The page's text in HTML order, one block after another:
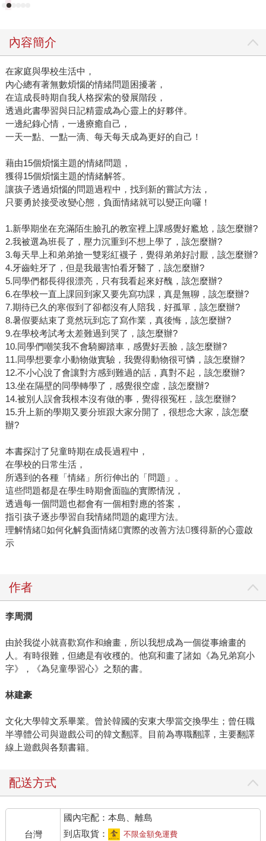
內容簡介
在家庭與學校生活中，
內心總有著無數煩惱的情緒問題困擾著，
在這成長時期自我人格探索的發展階段，
透過此書學習與日記精靈成為心靈上的好夥伴。
一邊紀錄心情，一邊療癒自己，
一天一點、一點一滴、每天每天成為更好的自己！
藉由15個煩惱主題的情緒問題，
獲得15個煩惱主題的情緒解答。
讓孩子透過煩惱的問題過程中，找到新的嘗試方法，
只要勇於接受改變心態，負面情緒就可以變正向囉！
1.新學期坐在充滿陌生臉孔的教室裡上課感覺好尷尬，該怎麼辦?
2.我被選為班長了，壓力沉重到不想上學了，該怎麼辦?
3.每天早上和弟弟搶一雙彩紅襪子，覺得弟弟好討厭，該怎麼辦?
4.牙齒蛀牙了，但是我最害怕看牙醫了，該怎麼辦?
5.同學們都長得很漂亮，只有我看起來好醜，該怎麼辦?
6.在學校一直上課回到家又要先寫功課，真是無聊，該怎麼辦?
7.期待已久的寒假到了卻都沒有人陪我，好孤單，該怎麼辦?
8.暑假要結束了竟然玩到忘了寫作業，真後悔，該怎麼辦?
9.在學校考試考太差難過到哭了，該怎麼辦?
10.同學們嘲笑我不會騎腳踏車，感覺好丟臉，該怎麼辦?
11.同學想要拿小動物做實驗，我覺得動物很可憐，該怎麼辦?
12.不小心說了會讓對方感到難過的話，真對不起，該怎麼辦?
13.坐在隔壁的同學轉學了，感覺很空虛，該怎麼辦?
14.被別人誤會我根本沒有做的事，覺得很冤枉，該怎麼辦?
15.升上新的學期又要分班跟大家分開了，很想念大家，該怎麼
辦?
本書探討了兒童時期在成長過程中，
在學校的日常生活，
所遇到的各種「情緒」所衍伸出的「問題」。
這些問題都是在學生時期會面臨的實際情況，
透過每一個問題也都會有一個相對應的答案，
指引孩子逐步學習自我情緒問題的處理方法。
理解情緒如何化解負面情緒實際的改善方法獲得新的心靈啟
示
作者
李周潤
由於我從小就喜歡寫作和繪畫，所以我想成為一個從事繪畫的
人。有時很難，但總是有收穫的。他寫和畫了諸如《為兄弟寫小
字》，《為兒童學習心》之類的書。
林建豪
文化大學韓文系畢業。曾於韓國的安東大學當交換學生；曾任職
半導體公司與遊戲公司的韓文翻譯。目前為專職翻譯，主要翻譯
線上遊戲與各類書籍。
配送方式
台灣
國內宅配：本島、離島
到店取貨：
不限金額免運費